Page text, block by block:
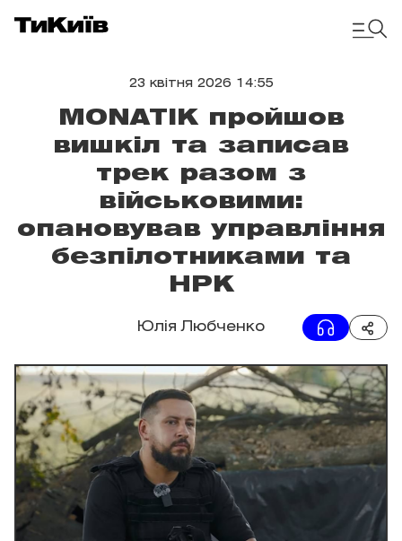
23 квітня 2026 14:55
MONATIK пройшов
вишкіл та записав
трек разом з
військовими:
опановував управління
безпілотниками та
НРК
Юлія Любченко